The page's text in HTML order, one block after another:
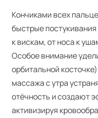
Кончиками всех
быстрые
к вискам, от носа к
Особое внимание
орбитальной
массажа с утра
отёчность и создают
активизируя